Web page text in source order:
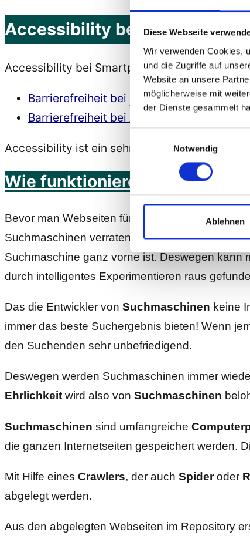
Diese Webseite
Wir verwenden Cookies,
und die Zugriffe auf
Website an unsere
möglicherweise mit
der Dienste gesammelt
Notwendig
Ablehnen
Accessibility bei
Accessibility bei Smartphones und Iphones
Barrierefreiheit bei Apple/ IOS
Barrierefreiheit bei Android
Accessibility ist ein sehr umfangreiches
Wie funktionieren
Bevor man Webseiten für Suchmaschinen
Suchmaschinen verraten natürlich nicht wie
Suchmaschine ganz vorne ist. Deswegen kann
durch intelligentes Experimentieren raus
Das die Entwickler von Suchmaschinen keine
immer das beste Suchergebnis bieten! Wenn
den Suchenden sehr unbefriedigend.
Deswegen werden Suchmaschinen immer
Ehrlichkeit wird also von Suchmaschinen
Suchmaschinen sind umfangreiche
die ganzen Internetseiten gespeichert werden.
Mit Hilfe eines Crawlers, der auch Spideroder
abgelegt werden.
Aus den abgelegten Webseiten im Repository